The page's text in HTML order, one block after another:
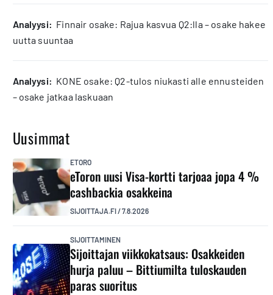
analyysi: Finnair osake: Rajua kasvua Q2:lla – osake hakee
uutta suuntaa
analyysi: KONE osake: Q2-tulos niukasti alle ennusteiden
– osake jatkaa laskuaan
Uusimmat
ETORO
eToron uusi Visa-kortti tarjoaa jopa 4 %
cashbackia osakkeina
SIJOITTAJA.FI/7.8.2026
SIJOITTAMINEN
Sijoittajan viikkokatsaus: Osakkeiden
hurja paluu – Bittiumilta tuloskauden
paras suoritus